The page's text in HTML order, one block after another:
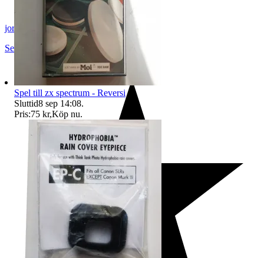
jorgen76
Sennan
Sverige
Spel till zx spectrum - Reversi
Sluttid8 sep 14:08.
Pris:75 kr,Köp nu.